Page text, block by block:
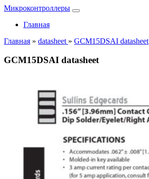
Микроконтроллеры
Главная
Главная » datasheet » GCM15DSAI datasheet
GCM15DSAI datasheet